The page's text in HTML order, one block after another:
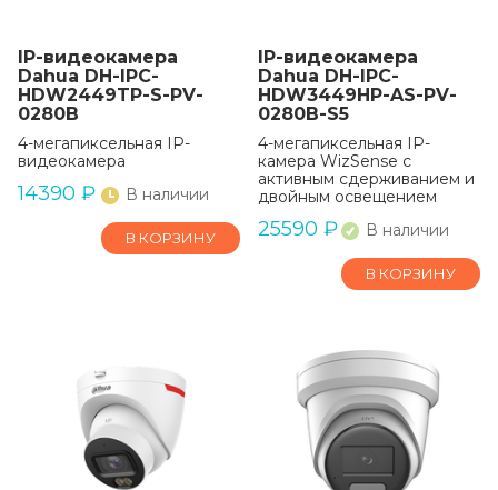
IP-видеокамера
Dahua DH-IPC-
HDW2449TP-S-PV-
0280B
4-мегапиксельная IP-
видеокамера
14390 ₽ В наличии
В КОРЗИНУ
IP-видеокамера
Dahua DH-IPC-
HDW3449HP-AS-PV-
0280B-S5
4-мегапиксельная IP-
камера WizSense с
активным сдерживанием и
двойным освещением
25590 ₽ В наличии
В КОРЗИНУ